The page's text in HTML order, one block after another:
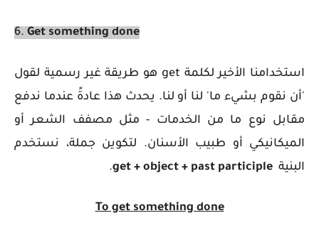
6. Get something done
استخدامنا الأخير لكلمة get هو طريقة غير رسمية لقول
'أن نقوم بشيء ما' لنا أو لنا. يحدث هذا عادةً عندما ندفع
مقابل نوع ما من الخدمات - مثل مصفف الشعر أو
الميكانيكي أو طبيب الأسنان. لتكوين جملة، نستخدم
البنية get + object + past participle
.
To get something done